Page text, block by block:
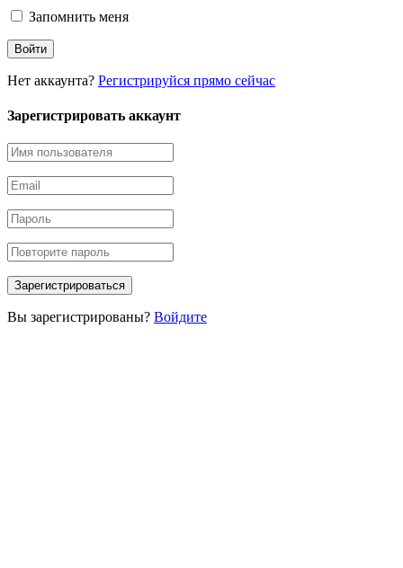
Запомнить меня
Нет аккаунта? Регистрируйся прямо сейчас
Зарегистрировать аккаунт
Вы зарегистрированы? Войдите